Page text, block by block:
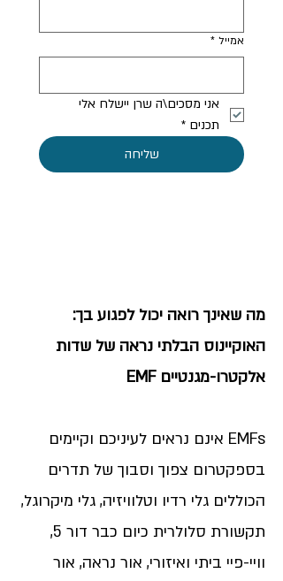
אמייל *
תכנים *
שליחה
מה שאינך רואה יכול לפגוע בך:
האוקיינוס הבלתי נראה של שדות
אלקטרו-מגנטיים EMF
EMFs אינם נראים לעיניכם וקיימים
בספקטרום צפוך וסבוך של תדרים
הכוללים גלי רדיו וטלוויזיה, גלי מיקרוגל,
תקשורת סלולרית כיום כבר דור 5,
וויי-פיי ביתי ואיזורי, אור נראה, אור